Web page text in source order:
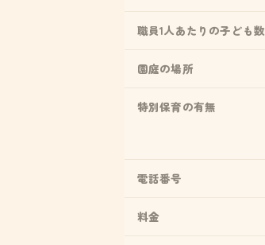
職員1人あたりの子ども数
園庭の場所
特別保育の有無
電話番号
料金